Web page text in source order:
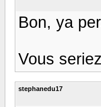
Bon, ya
Vous
stephanedu17